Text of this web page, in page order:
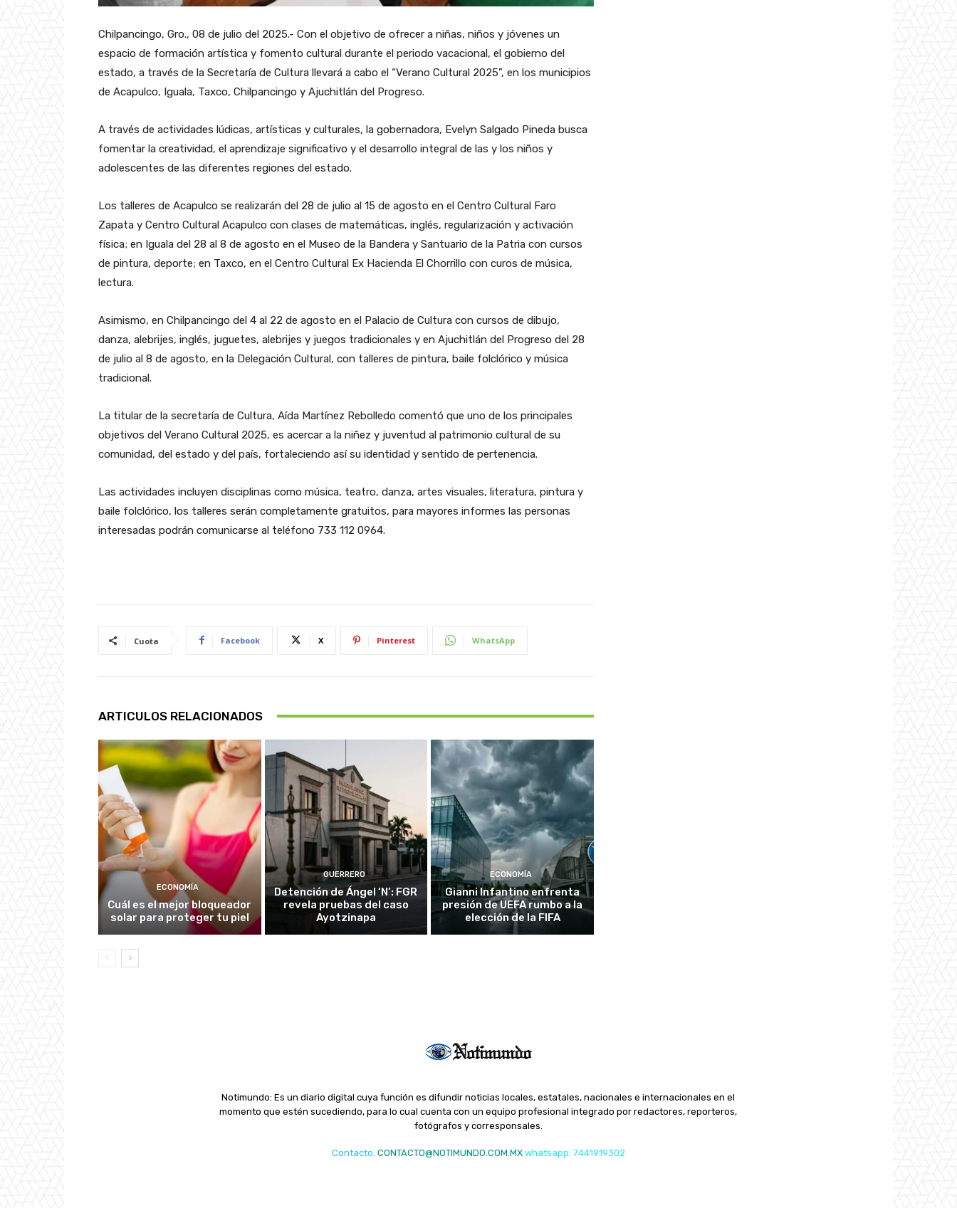
Chilpancingo, Gro., 08 de julio del 2025.- Con el objetivo de ofrecer a niñas, niños y jóvenes un
espacio de formación artística y fomento cultural durante el periodo vacacional, el gobierno del
estado, a través de la Secretaría de Cultura llevará a cabo el “Verano Cultural 2025”, en los municipios
de Acapulco, Iguala, Taxco, Chilpancingo y Ajuchitlán del Progreso.
A través de actividades lúdicas, artísticas y culturales, la gobernadora, Evelyn Salgado Pineda busca
fomentar la creatividad, el aprendizaje significativo y el desarrollo integral de las y los niños y
adolescentes de las diferentes regiones del estado.
Los talleres de Acapulco se realizarán del 28 de julio al 15 de agosto en el Centro Cultural Faro
Zapata y Centro Cultural Acapulco con clases de matemáticas, inglés, regularización y activación
física; en Iguala del 28 al 8 de agosto en el Museo de la Bandera y Santuario de la Patria con cursos
de pintura, deporte; en Taxco, en el Centro Cultural Ex Hacienda El Chorrillo con curos de música,
lectura.
Asimismo, en Chilpancingo del 4 al 22 de agosto en el Palacio de Cultura con cursos de dibujo,
danza, alebrijes, inglés, juguetes, alebrijes y juegos tradicionales y en Ajuchitlán del Progreso del 28
de julio al 8 de agosto, en la Delegación Cultural, con talleres de pintura, baile folclórico y música
tradicional.
La titular de la secretaría de Cultura, Aída Martínez Rebolledo comentó que uno de los principales
objetivos del Verano Cultural 2025, es acercar a la niñez y juventud al patrimonio cultural de su
comunidad, del estado y del país, fortaleciendo así su identidad y sentido de pertenencia.
Las actividades incluyen disciplinas como música, teatro, danza, artes visuales, literatura, pintura y
baile folclórico, los talleres serán completamente gratuitos, para mayores informes las personas
interesadas podrán comunicarse al teléfono 733 112 0964.
Cuota Facebook X Pinterest WhatsApp
ARTICULOS RELACIONADOS
ECONOMÍA
Cuál es el mejor bloqueador
solar para proteger tu piel
GUERRERO
Detención de Ángel ‘N’: FGR
revela pruebas del caso
Ayotzinapa
ECONOMÍA
Gianni Infantino enfrenta
presión de UEFA rumbo a la
elección de la FIFA
Notimundo: Es un diario digital cuya función es difundir noticias locales, estatales, nacionales e internacionales en el
momento que estén sucediendo, para lo cual cuenta con un equipo profesional integrado por redactores, reporteros,
fotógrafos y corresponsales.
Contacto: CONTACTO@NOTIMUNDO.COM.MX whatsapp: 7441919302